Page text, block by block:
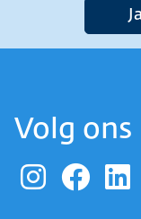
Volg ons
Ga